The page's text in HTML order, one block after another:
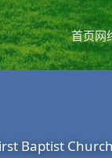
首页网
Baptist